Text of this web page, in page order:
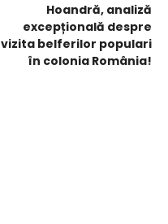
Hoandră, analiză
excepțională despre
vizita belferilor populari
în colonia România!